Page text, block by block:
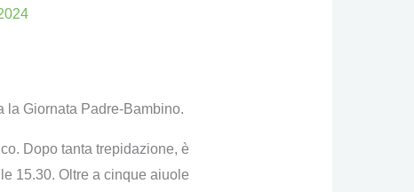
la Giornata Padre-Bambino.
Dopo tanta trepidazione, è
15.30. Oltre a cinque aiuole